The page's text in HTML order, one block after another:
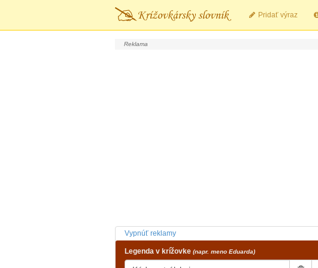
Pridať výraz
Vypnúť reklamy
Legenda v krížovke (napr. meno Eduarda)